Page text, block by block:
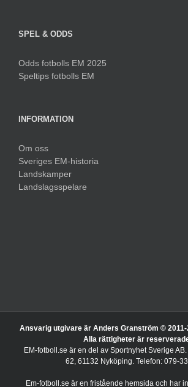
SPEL & ODDS
Odds fotbolls EM 2025
Speltips fotbolls EM
INFORMATION
Om oss
Sveriges EM-historia
Landskamper
Landslagsspelare
Ansvarig utgivare är Anders Granström © 2011-
Alla rättigheter är
EM-fotboll.se är en del av Sportnyhet Sverige
62, 61132 Nyköping. Telefon: 079-
Em-fotboll.se är en fristående hemsida och har